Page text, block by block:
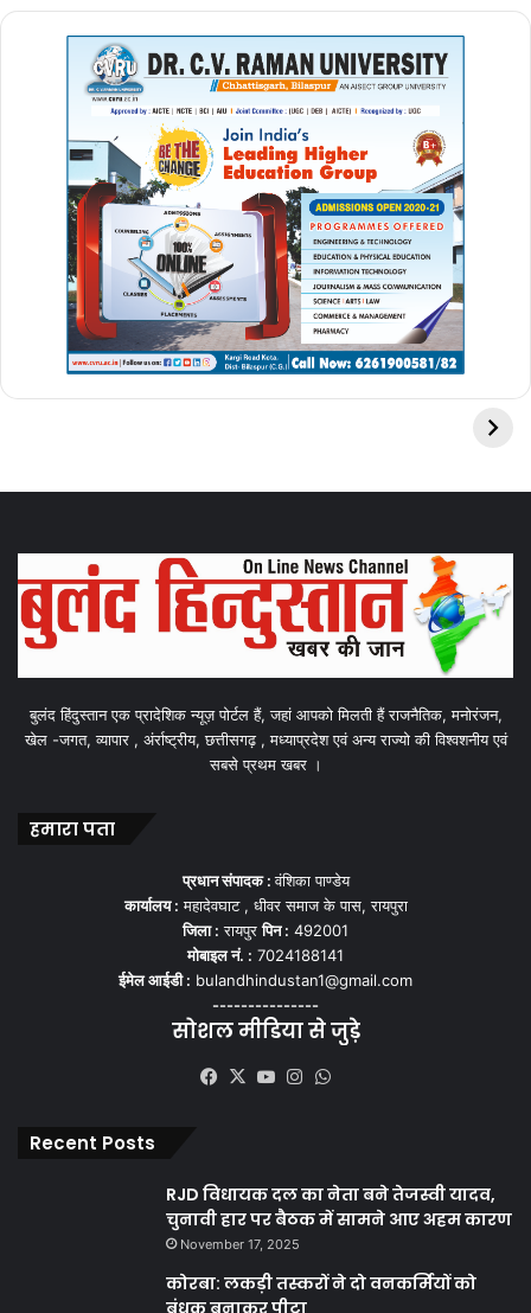
mahashivratri special status
mahashivratri status 2025
shivratri special bhajan
बुलंद हिंदुस्तान एक प्रादेशिक न्यूज़ पोर्टल हैं, जहां आपको मिलती हैं राजनैतिक, मनोरंजन,
खेल -जगत, व्यापार , अंर्राष्ट्रीय, छत्तीसगढ़ , मध्याप्रदेश एवं अन्य राज्यो की विश्वशनीय एवं
सबसे प्रथम खबर ।
हमारा पता
प्रधान संपादक :वंशिका पाण्डेय
कार्यालय : महादेवघाट , धीवर समाज के पास, रायपुरा
जिला : रायपुरपिन : 492001
मोबाइल नं. : 7024188141
ईमेल आईडी : bulandhindustan1@gmail.com
---------------
सोशल मीडिया से जुड़े
Facebook
X YouTubeInstagram
Recent Posts
RJD विधायक दल का नेता बने तेजस्वी यादव,
चुनावी हार पर बैठक में सामने आए अहम कारण
November 17, 2025
कोरबा: लकड़ी तस्करों ने दो वनकर्मियों को